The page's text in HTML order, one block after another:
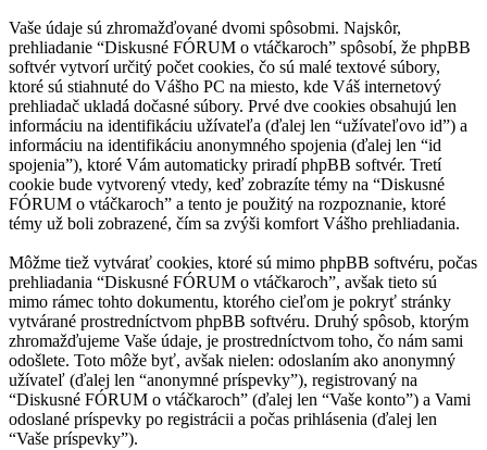
Vaše údaje sú zhromažďované dvomi spôsobmi. Najskôr,
prehliadanie “Diskusné FÓRUM o vtáčkaroch” spôsobí, že phpBB
softvér vytvorí určitý počet cookies, čo sú malé textové súbory,
ktoré sú stiahnuté do Vášho PC na miesto, kde Váš internetový
prehliadač ukladá dočasné súbory. Prvé dve cookies obsahujú len
informáciu na identifikáciu užívateľa (ďalej len “užívateľovo id”) a
informáciu na identifikáciu anonymného spojenia (ďalej len “id
spojenia”), ktoré Vám automaticky priradí phpBB softvér. Tretí
cookie bude vytvorený vtedy, keď zobrazíte témy na “Diskusné
FÓRUM o vtáčkaroch” a tento je použitý na rozpoznanie, ktoré
témy už boli zobrazené, čím sa zvýši komfort Vášho prehliadania.
Môžme tiež vytvárať cookies, ktoré sú mimo phpBB softvéru, počas
prehliadania “Diskusné FÓRUM o vtáčkaroch”, avšak tieto sú
mimo rámec tohto dokumentu, ktorého cieľom je pokryť stránky
vytvárané prostredníctvom phpBB softvéru. Druhý spôsob, ktorým
zhromažďujeme Vaše údaje, je prostredníctvom toho, čo nám sami
odošlete. Toto môže byť, avšak nielen: odoslaním ako anonymný
užívateľ (ďalej len “anonymné príspevky”), registrovaný na
“Diskusné FÓRUM o vtáčkaroch” (ďalej len “Vaše konto”) a Vami
odoslané príspevky po registrácii a počas prihlásenia (ďalej len
“Vaše príspevky”).